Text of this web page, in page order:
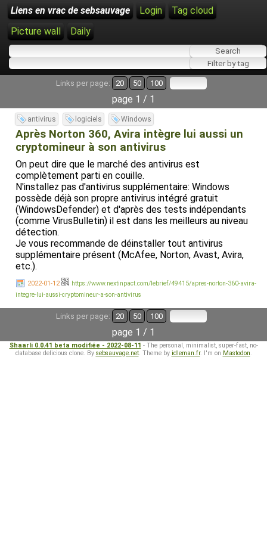
Liens en vrac de sebsauvage Login
Tag cloud
Picture wall
Daily
Links per page: 20 50 100
page 1 / 1
antivirus logiciels Windows
Après Norton 360, Avira intègre lui aussi un
cryptomineur à son antivirus
On peut dire que le marché des antivirus est
complètement parti en couille.
N'installez pas d'antivirus supplémentaire: Windows
possède déjà son propre antivirus intégré gratuit
(WindowsDefender) et d'après des tests indépendants
(comme VirusBulletin) il est dans les meilleurs au niveau
détection.
Je vous recommande de déinstaller tout antivirus
supplémentaire présent (McAfee, Norton, Avast, Avira,
etc.).
2022-01-12
https://www.nextinpact.com/lebrief/49415/apres-norton-360-avira-
integre-lui-aussi-cryptomineur-a-son-antivirus
Links per page: 20 50 100
page 1 / 1
Shaarli 0.0.41 beta modifiée - 2022-08-11 - The personal, minimalist, super-fast, no-
database delicious clone. By sebsauvage.net. Theme by idleman.fr. I'm on Mastodon.